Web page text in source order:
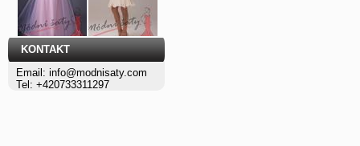
KONTAKT
Email: info@modnisaty.com
Tel: +420733311297